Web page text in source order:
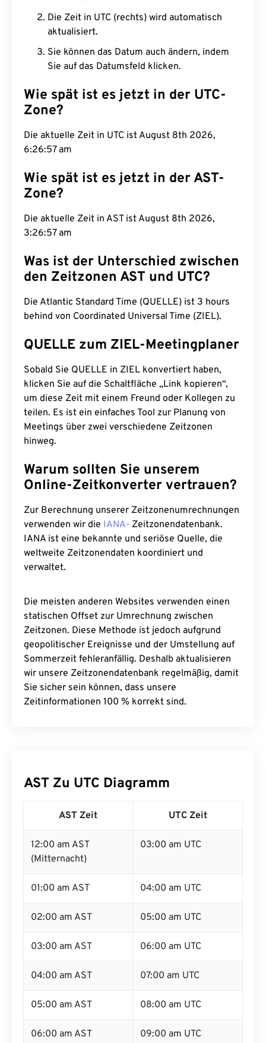
Die Zeit in UTC (rechts) wird automatisch
aktualisiert.
Sie können das Datum auch ändern, indem
Sie auf das Datumsfeld klicken.
Wie spät ist es jetzt in der UTC-
Zone?
Die aktuelle Zeit in UTC ist August 8th 2026,
6:26:58 am
Wie spät ist es jetzt in der AST-
Zone?
Die aktuelle Zeit in AST ist August 8th 2026,
3:26:58 am
Was ist der Unterschied zwischen
den Zeitzonen AST und UTC?
Die Atlantic Standard Time (QUELLE) ist 3 hours
behind von Coordinated Universal Time (ZIEL).
QUELLE zum ZIEL-Meetingplaner
Sobald Sie QUELLE in ZIEL konvertiert haben,
klicken Sie auf die Schaltfläche „Link kopieren“,
um diese Zeit mit einem Freund oder Kollegen zu
teilen. Es ist ein einfaches Tool zur Planung von
Meetings über zwei verschiedene Zeitzonen
hinweg.
Warum sollten Sie unserem
Online-Zeitkonverter vertrauen?
Zur Berechnung unserer Zeitzonenumrechnungen
verwenden wir die IANA- Zeitzonendatenbank.
IANA ist eine bekannte und seriöse Quelle, die
weltweite Zeitzonendaten koordiniert und
verwaltet.
Die meisten anderen Websites verwenden einen
statischen Offset zur Umrechnung zwischen
Zeitzonen. Diese Methode ist jedoch aufgrund
geopolitischer Ereignisse und der Umstellung auf
Sommerzeit fehleranfällig. Deshalb aktualisieren
wir unsere Zeitzonendatenbank regelmäßig, damit
Sie sicher sein können, dass unsere
Zeitinformationen 100 % korrekt sind.
AST Zu UTC Diagramm
AST Zeit UTC Zeit
12:00 am AST
(Mitternacht)
03:00 am UTC
01:00 am AST 04:00 am UTC
02:00 am AST 05:00 am UTC
03:00 am AST 06:00 am UTC
04:00 am AST 07:00 am UTC
05:00 am AST 08:00 am UTC
06:00 am AST 09:00 am UTC